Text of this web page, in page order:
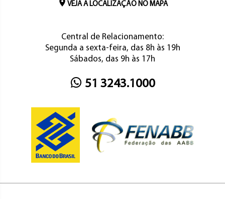
VEJA A LOCALIZAÇÃO NO MAPA
Central de Relacionamento:
Segunda a sexta-feira, das 8h às 19h
Sábados, das 9h às 17h
51 3243.1000